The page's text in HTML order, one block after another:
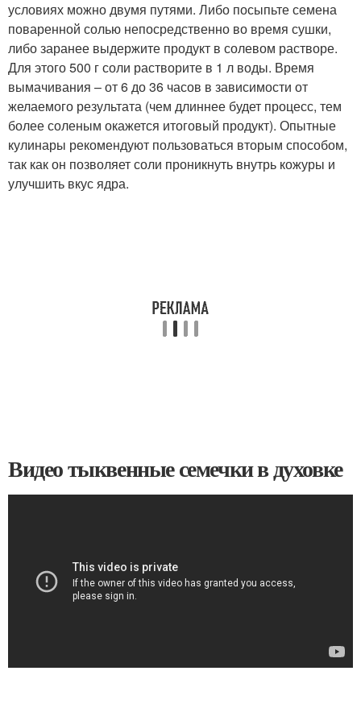
условиях можно двумя путями. Либо посыпьте семена
поваренной солью непосредственно во время сушки,
либо заранее выдержите продукт в солевом растворе.
Для этого 500 г соли растворите в 1 л воды. Время
вымачивания – от 6 до 36 часов в зависимости от
желаемого результата (чем длиннее будет процесс, тем
более соленым окажется итоговый продукт). Опытные
кулинары рекомендуют пользоваться вторым способом,
так как он позволяет соли проникнуть внутрь кожуры и
улучшить вкус ядра.
Видео тыквенные семечки в духовке